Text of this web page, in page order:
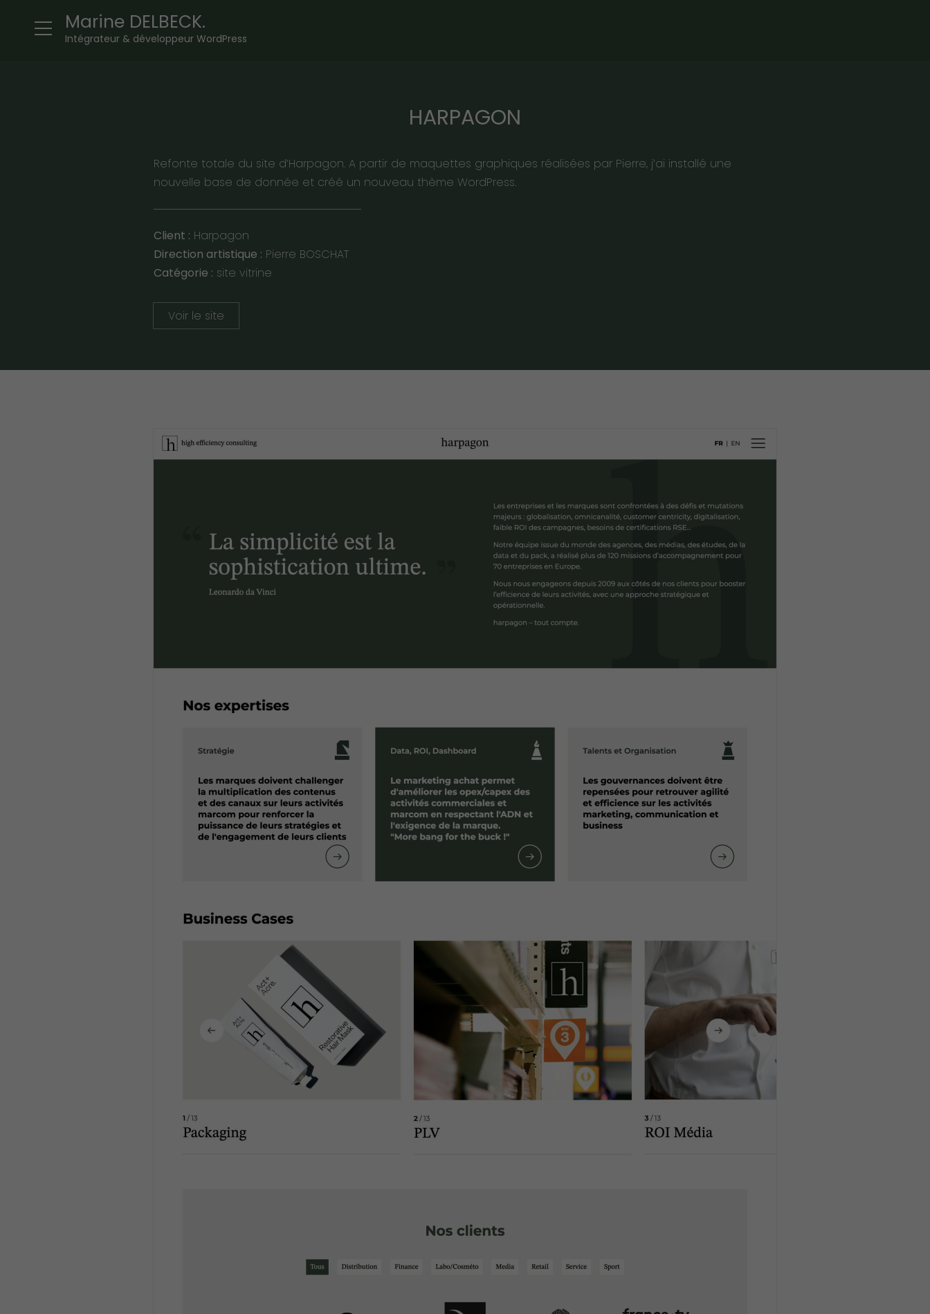
Marine DELBECK.
Intégrateur & développeur WordPress
HARPAGON
Refonte totale du site d’Harpagon. A partir de maquettes graphiques réalisées par Pierre, j’ai installé une
nouvelle base de donnée et créé un nouveau thème WordPress.
Client : Harpagon
Direction artistique : Pierre BOSCHAT
Catégorie : site vitrine
Voir le site